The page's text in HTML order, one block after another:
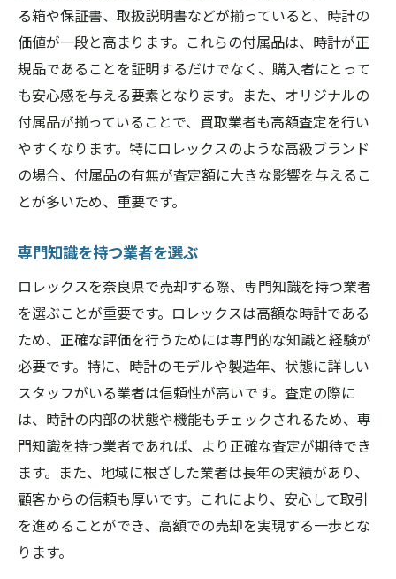
る箱や保証書、取扱説明書などが揃っていると、時計の
価値が一段と高まります。これらの付属品は、時計が正
規品であることを証明するだけでなく、購入者にとって
も安心感を与える要素となります。また、オリジナルの
付属品が揃っていることで、買取業者も高額査定を行い
やすくなります。特にロレックスのような高級ブランド
の場合、付属品の有無が査定額に大きな影響を与えるこ
とが多いため、重要です。
専門知識を持つ業者を選ぶ
ロレックスを奈良県で売却する際、専門知識を持つ業者
を選ぶことが重要です。ロレックスは高額な時計である
ため、正確な評価を行うためには専門的な知識と経験が
必要です。特に、時計のモデルや製造年、状態に詳しい
スタッフがいる業者は信頼性が高いです。査定の際に
は、時計の内部の状態や機能もチェックされるため、専
門知識を持つ業者であれば、より正確な査定が期待でき
ます。また、地域に根ざした業者は長年の実績があり、
顧客からの信頼も厚いです。これにより、安心して取引
を進めることができ、高額での売却を実現する一歩とな
ります。